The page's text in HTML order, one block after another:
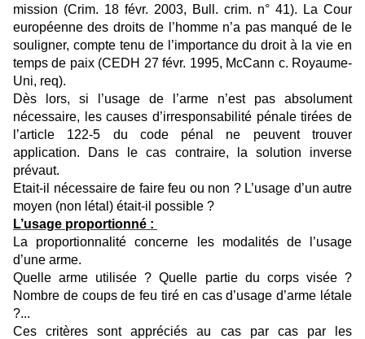
mission (Crim. 18 févr. 2003, Bull. crim. n° 41). La Cour
européenne des droits de l’homme n’a pas manqué de le
souligner, compte tenu de l’importance du droit à la vie en
temps de paix (CEDH 27 févr. 1995, McCann c. Royaume-
Uni, req).
Dès lors, si l’usage de l’arme n’est pas absolument
nécessaire, les causes d’irresponsabilité pénale tirées de
l’article 122-5 du code pénal ne peuvent trouver
application. Dans le cas contraire, la solution inverse
prévaut.
Etait-il nécessaire de faire feu ou non ? L’usage d’un autre
moyen (non létal) était-il possible ?
L’usage proportionné :
La proportionnalité concerne les modalités de l’usage
d’une arme.
Quelle arme utilisée ? Quelle partie du corps visée ?
Nombre de coups de feu tiré en cas d’usage d’arme létale
?...
Ces critères sont appréciés au cas par cas par les